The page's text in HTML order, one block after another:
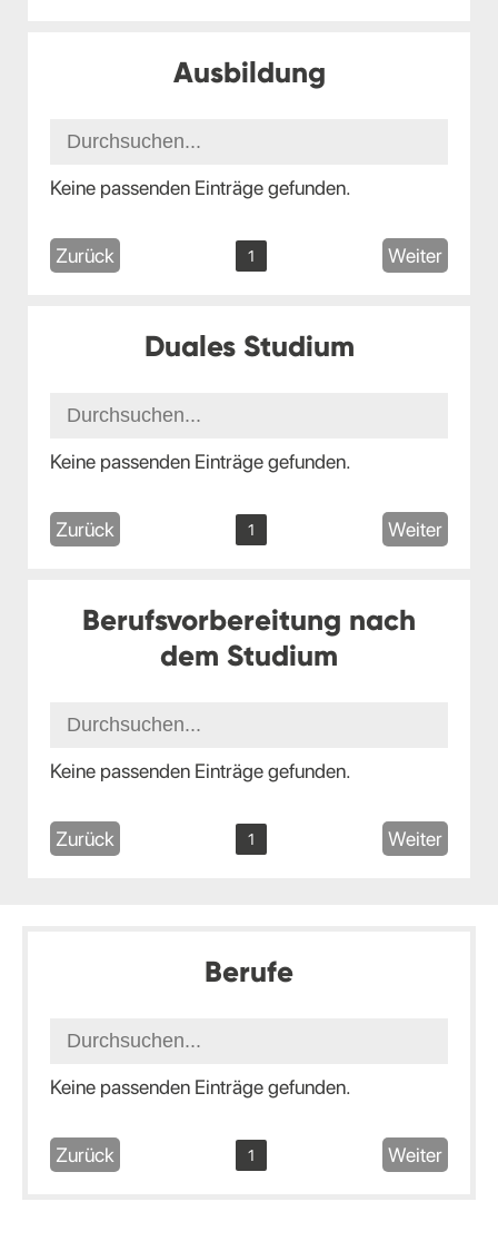
Ausbildung
Keine passenden Einträge gefunden.
Zurück 1 Weiter
Duales Studium
Keine passenden Einträge gefunden.
Zurück 1 Weiter
Berufsvorbereitung nach
dem Studium
Keine passenden Einträge gefunden.
Zurück 1 Weiter
Berufe
Keine passenden Einträge gefunden.
Zurück 1 Weiter